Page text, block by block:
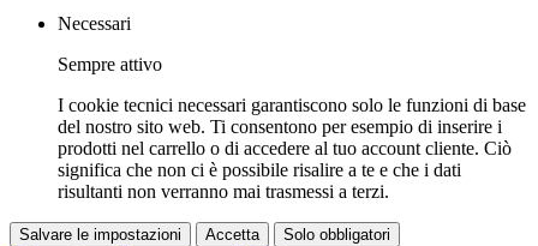
Necessari
Sempre attivo
I cookie tecnici necessari garantiscono solo le funzioni di base
del nostro sito web. Ti consentono per esempio di inserire i
prodotti nel carrello o di accedere al tuo account cliente. Ciò
significa che non ci è possibile risalire a te e che i dati
risultanti non verranno mai trasmessi a terzi.
Salvare le impostazioni Accetta Solo obbligatori